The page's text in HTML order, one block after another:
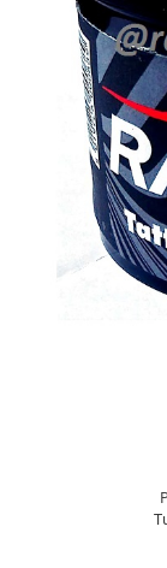
Veterinare
Tamburi fir
Sisteme
Ventilatie
Tractare / Carlige